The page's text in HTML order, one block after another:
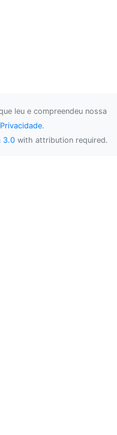
leu e compreendeu nossa
.
3.0 with attribution required.